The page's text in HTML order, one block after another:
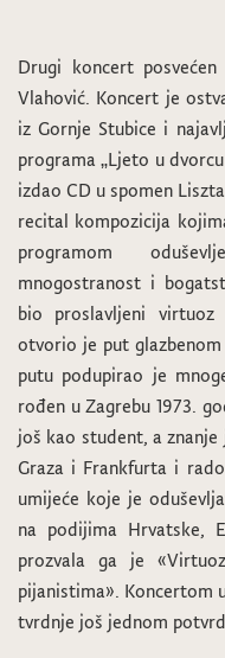
Drugi koncert
Vlahović. Koncert je
iz Gornje Stubice i
programa „Ljeto u
izdao CD u spomen
recital kompozicija
programom
mnogostranost i
bio proslavljeni
otvorio je put
putu podupirao je
rođen u Zagrebu 1973.
još kao student, a
Graza i Frankfurta i
umijeće koje je
na podijima Hrvatske,
prozvala ga je
pijanistima». Koncertom
tvrdnje još jednom